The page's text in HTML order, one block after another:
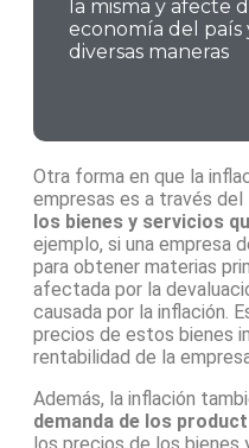
la misma y afecte
economía del
diversas maneras
Otra forma en que la
empresas es a través del
los bienes y servicios
ejemplo, si una empresa
para obtener materias
afectada por la
causada por la inflación.
precios de estos bienes
rentabilidad de la
Además, la inflación
demanda de los